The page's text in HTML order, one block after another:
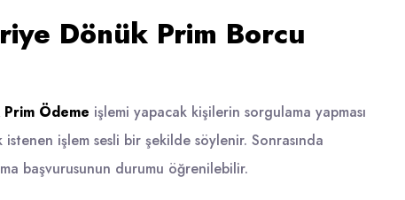
Dönük Prim Borcu
Ödeme işlemi yapacak kişilerin sorgulama yapması
işlem sesli bir şekilde söylenir. Sonrasında
başvurusunun durumu öğrenilebilir.